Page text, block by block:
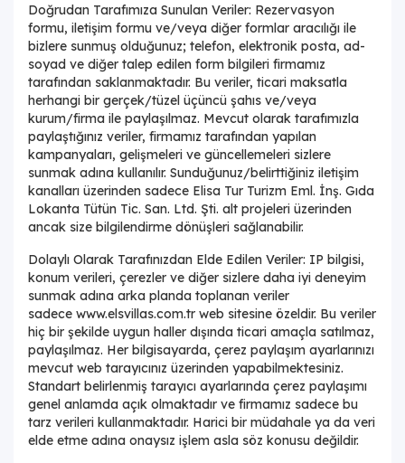
Doğrudan Tarafımıza Sunulan Veriler: Rezervasyon
formu, iletişim formu ve/veya diğer formlar aracılığı ile
bizlere sunmuş olduğunuz; telefon, elektronik posta, ad-
soyad ve diğer talep edilen form bilgileri firmamız
tarafından saklanmaktadır. Bu veriler, ticari maksatla
herhangi bir gerçek/tüzel üçüncü şahıs ve/veya
kurum/firma ile paylaşılmaz. Mevcut olarak tarafımızla
paylaştığınız veriler, firmamız tarafından yapılan
kampanyaları, gelişmeleri ve güncellemeleri sizlere
sunmak adına kullanılır. Sunduğunuz/belirttiğiniz iletişim
kanalları üzerinden sadece Elisa Tur Turizm Eml. İnş. Gıda
Lokanta Tütün Tic. San. Ltd. Şti. alt projeleri üzerinden
ancak size bilgilendirme dönüşleri sağlanabilir.
Dolaylı Olarak Tarafınızdan Elde Edilen Veriler: IP bilgisi,
konum verileri, çerezler ve diğer sizlere daha iyi deneyim
sunmak adına arka planda toplanan veriler
sadece www.elsvillas.com.tr web sitesine özeldir. Bu veriler
hiç bir şekilde uygun haller dışında ticari amaçla satılmaz,
paylaşılmaz. Her bilgisayarda, çerez paylaşım ayarlarınızı
mevcut web tarayıcınız üzerinden yapabilmektesiniz.
Standart belirlenmiş tarayıcı ayarlarında çerez paylaşımı
genel anlamda açık olmaktadır ve firmamız sadece bu
tarz verileri kullanmaktadır. Harici bir müdahale ya da veri
elde etme adına onaysız işlem asla söz konusu değildir.